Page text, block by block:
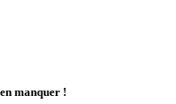
manquer !